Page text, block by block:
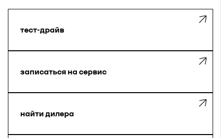
тест-драйв
записаться на сервис
найти дилера